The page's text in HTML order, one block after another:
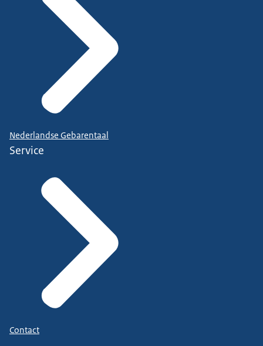
Nederlandse Gebarentaal
Service
Contact